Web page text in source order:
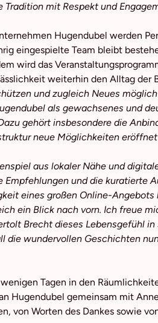
mit Respekt und
Hugendubel werden
eingespielte Team bleibt
wird das
weiterhin den Alltag der
und zugleich Neues
als gewachsenes und
gehört insbesondere die
neue Möglichkeiten
aus lokaler Nähe und
Empfehlungen und die kuratierte
eines großen Online-Angebots
ein Blick nach vorn. Ich freue
Brecht dieses Lebensgefühl
die wundervollen Geschichten
Tagen in den
Hugendubel gemeinsam mit
von Worten des Dankes sowie